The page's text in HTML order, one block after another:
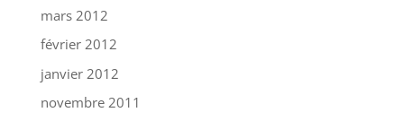
mars 2012
février 2012
janvier 2012
novembre 2011